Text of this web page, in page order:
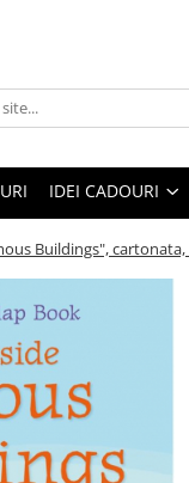
IDEI CADOURI
Buildings",